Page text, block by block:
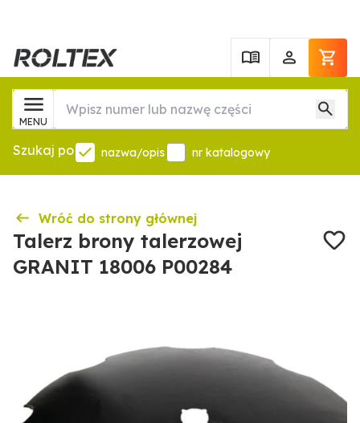
MENU
Szukaj po nazwa/opis nr katalogowy
Wróć do strony głównej
Talerz brony talerzowej
GRANIT 18006 P00284